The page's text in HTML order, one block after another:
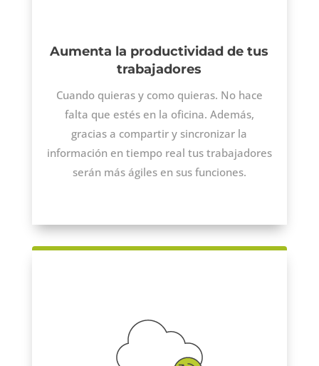
Aumenta la productividad de tus
trabajadores
Cuando quieras y como quieras. No hace
falta que estés en la oficina. Además,
gracias a compartir y sincronizar la
información en tiempo real tus trabajadores
serán más ágiles en sus funciones.